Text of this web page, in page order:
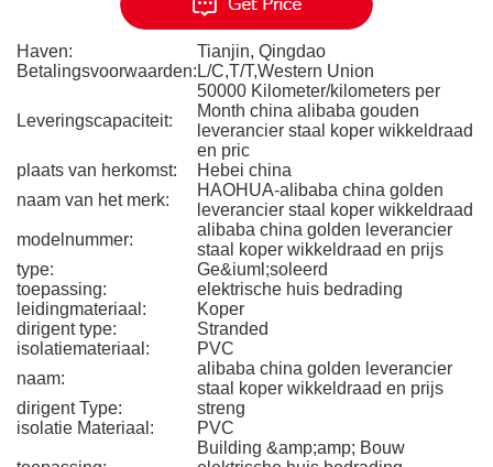
Haven:
Tianjin, Qingdao
Betalingsvoorwaarden: L/C,T/T,Western Union
Leveringscapaciteit:
50000 Kilometer/kilometers per
Month china alibaba gouden
leverancier staal koper wikkeldraad
en pric
plaats van herkomst:
Hebei china
naam van het merk:
HAOHUA-alibaba china golden
leverancier staal koper wikkeldraad
modelnummer:
alibaba china golden leverancier
staal koper wikkeldraad en prijs
type:
Ge&iuml;soleerd
toepassing:
elektrische huis bedrading
leidingmateriaal:
Koper
dirigent type:
Stranded
isolatiemateriaal:
PVC
naam:
alibaba china golden leverancier
staal koper wikkeldraad en prijs
dirigent Type:
streng
isolatie Materiaal:
PVC
Building &amp;amp; Bouw